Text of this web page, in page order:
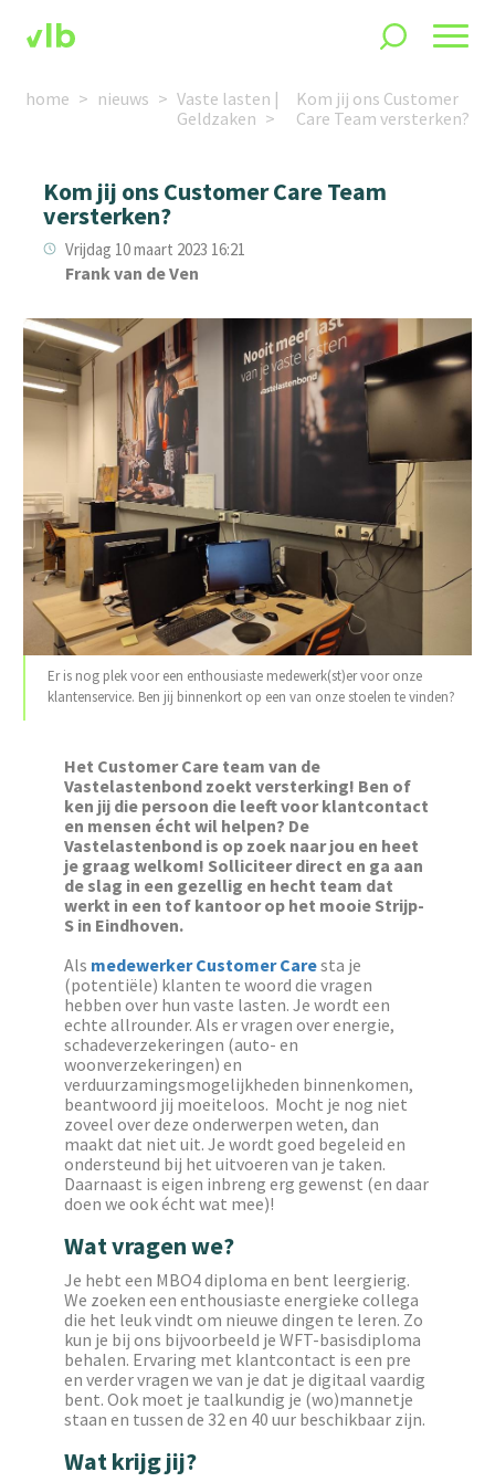
home nieuws
Vaste lasten |
Geldzaken
Kom jij ons Customer
Care Team versterken?
Kom jij ons Customer Care Team
versterken?
Vrijdag 10 maart 2023 16:21
Frank van de Ven
Er is nog plek voor een enthousiaste medewerk(st)er voor onze
klantenservice. Ben jij binnenkort op een van onze stoelen te vinden?
Het Customer Care team van de
Vastelastenbond zoekt versterking! Ben of
ken jij die persoon die leeft voor klantcontact
en mensen écht wil helpen? De
Vastelastenbond is op zoek naar jou en heet
je graag welkom! Solliciteer direct en ga aan
de slag in een gezellig en hecht team dat
werkt in een tof kantoor op het mooie Strijp-
S in Eindhoven.
Als medewerker Customer Caresta je
(potentiële) klanten te woord die vragen
hebben over hun vaste lasten. Je wordt een
echte allrounder. Als er vragen over energie,
schadeverzekeringen (auto- en
woonverzekeringen) en
verduurzamingsmogelijkheden binnenkomen,
beantwoord jij moeiteloos. Mocht je nog niet
zoveel over deze onderwerpen weten, dan
maakt dat niet uit. Je wordt goed begeleid en
ondersteund bij het uitvoeren van je taken.
Daarnaast is eigen inbreng erg gewenst (en daar
doen we ook écht wat mee)!
Wat vragen we?
Je hebt een MBO4 diploma en bent leergierig.
We zoeken een enthousiaste energieke collega
die het leuk vindt om nieuwe dingen te leren. Zo
kun je bij ons bijvoorbeeld je WFT-basisdiploma
behalen. Ervaring met klantcontact is een pre
en verder vragen we van je dat je digitaal vaardig
bent. Ook moet je taalkundig je (wo)mannetje
staan en tussen de 32 en 40 uur beschikbaar zijn.
Wat krijg jij?